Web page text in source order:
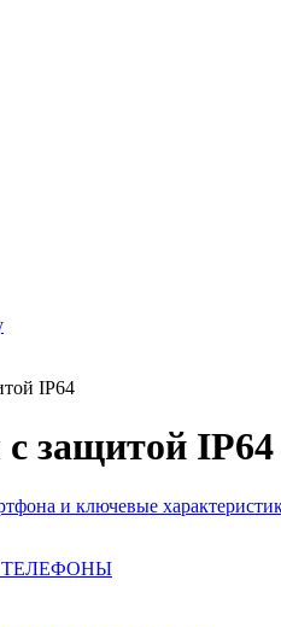
IP64
защитой IP64